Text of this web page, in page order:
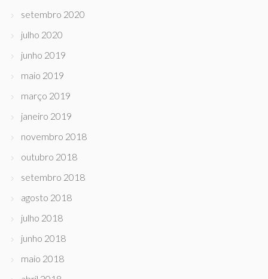
setembro 2020
julho 2020
junho 2019
maio 2019
março 2019
janeiro 2019
novembro 2018
outubro 2018
setembro 2018
agosto 2018
julho 2018
junho 2018
maio 2018